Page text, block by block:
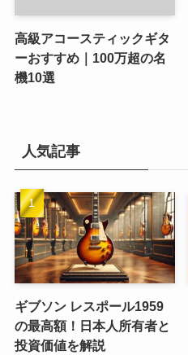
高級アコースティックギタ
ーおすすめ｜100万超の名
機10選
人気記事
ギブソン レスポール1959
の最高額！日本人所有者と
投資価値を解説